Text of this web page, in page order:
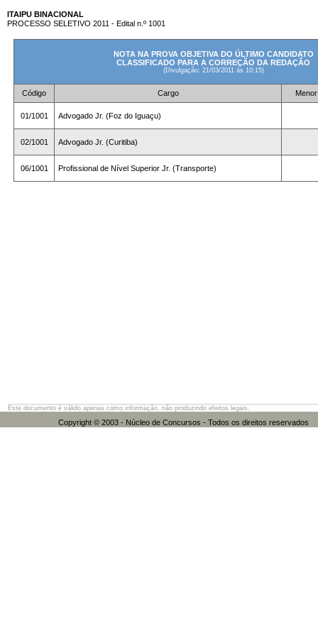
ITAIPU BINACIONAL
PROCESSO SELETIVO 2011 - Edital n.º 1001
NOTA NA PROVA OBJETIVA DO ÚLTIMO CANDIDATO
CLASSIFICADO PARA A CORREÇÃO DA REDAÇÃO
(Divulgação: 21/03/2011às 10:15)
Código Cargo
01/1001 Advogado Jr. (Foz do Iguaçu)
02/1001 Advogado Jr. (Curitiba)
06/1001 Profissional de Nível Superior Jr. (Transporte)
Este documento é válido apenas como informação, não produzindo efeitos legais.
Copyright © 2003 - Núcleo de Concursos - Todos os direitos